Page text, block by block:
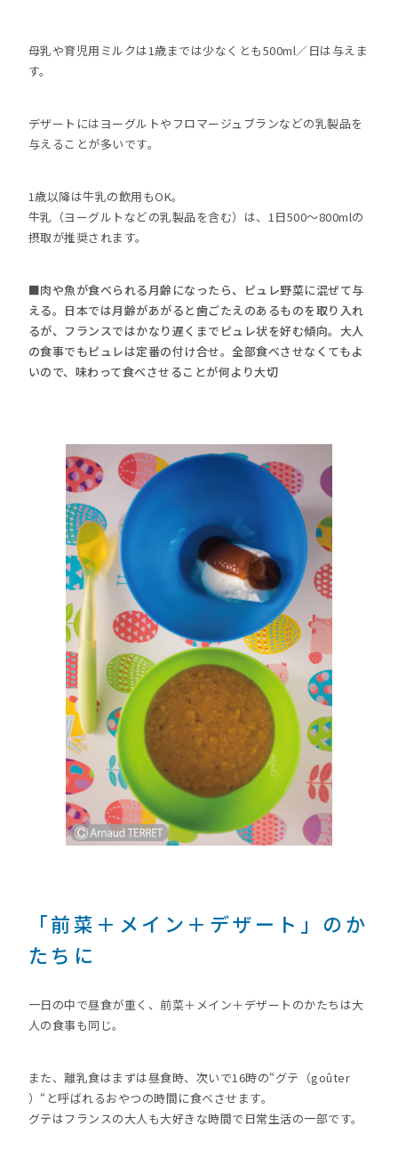
母乳や育児用ミルクは1歳までは少なくとも500ml／日は与えま
す。
デザートにはヨーグルトやフロマージュブランなどの乳製品を
与えることが多いです。
1歳以降は牛乳の飲用もOK。
牛乳（ヨーグルトなどの乳製品を含む）は、1日500～800mlの
摂取が推奨されます。
■肉や魚が食べられる月齢になったら、ピュレ野菜に混ぜて与
える。日本では月齢があがると歯ごたえのあるものを取り入れ
るが、フランスではかなり遅くまでピュレ状を好む傾向。大人
の食事でもピュレは定番の付け合せ。全部食べさせなくてもよ
いので、味わって食べさせることが何より大切
「前菜＋メイン＋デザート」のか
たちに
一日の中で昼食が重く、前菜＋メイン＋デザートのかたちは大
人の食事も同じ。
また、離乳食はまずは昼食時、次いで16時の“グテ（goûter
）“と呼ばれるおやつの時間に食べさせます。
グテはフランスの大人も大好きな時間で日常生活の一部です。